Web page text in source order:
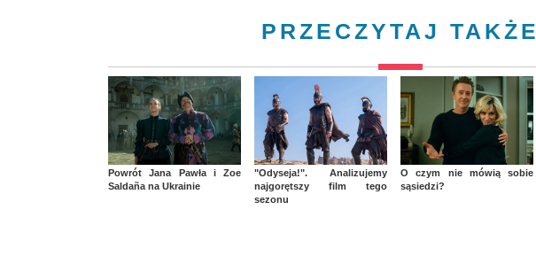
PRZECZYTAJ TAKŻE
Powrót Jana Pawła i Zoe
Saldaña na Ukrainie
"Odyseja!". Analizujemy
najgorętszy film tego
sezonu
O czym nie mówią sobie
sąsiedzi?